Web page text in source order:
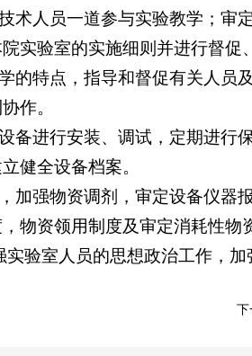
术人员一道参与实验教学；审
实验室的实施细则并进行督促
的特点，指导和督促有关人员
作。
备进行安装、调试，定期进行
健全设备档案。
加强物资调剂，审定设备仪器
物资领用制度及审定消耗性物
实验室人员的思想政治工作，
下